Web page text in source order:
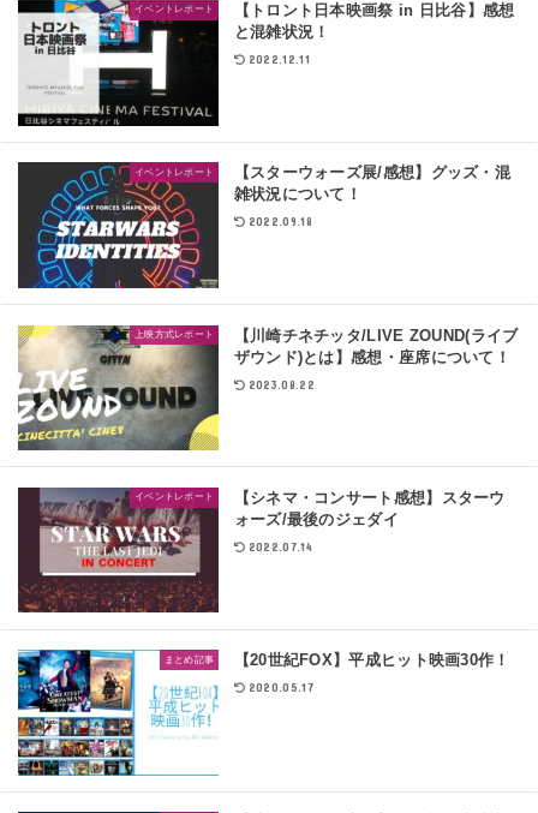
イベントレポート
【トロント日本映画祭 in 日比谷】感想
と混雑状況！
2022.12.11
イベントレポート
【スターウォーズ展/感想】グッズ・混
雑状況について！
2022.09.18
上映方式レポート
【川崎チネチッタ/LIVE ZOUND(ライブ
ザウンド)とは】感想・座席について！
2023.08.22
イベントレポート
【シネマ・コンサート感想】スターウ
ォーズ/最後のジェダイ
2022.07.14
まとめ記事 【20世紀FOX】平成ヒット映画30作！
2020.05.17